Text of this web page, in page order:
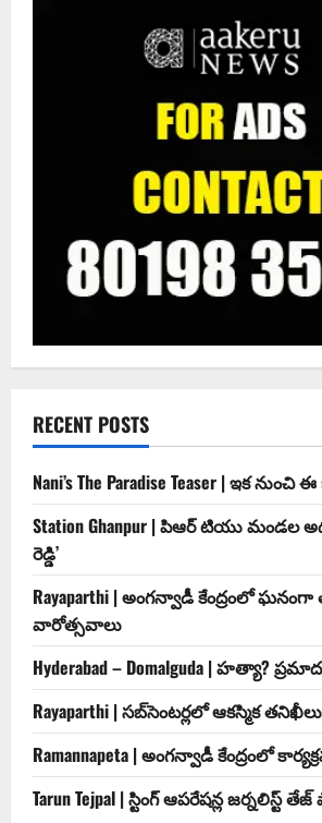
RECENT POSTS
Nani’s The Paradise Teaser | ఇక
Station Ghanpur | పిఆర్ టియు మండల
రెడ్డి’
Rayaparthi | అంగన్వాడీ కేంద్రంలో
వారోత్సవాలు
Hyderabad – Domalguda | హత్యా?
Rayaparthi | సబ్‌సెంటర్లలో ఆకస్మిక తనిఖీలు
Ramannapeta | అంగన్వాడీ కేంద్రంలో
Tarun Tejpal | స్టింగ్ ఆపరేషన్ల జర్నలిస్ట్